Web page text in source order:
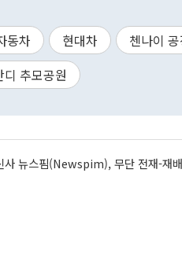
동차 현대차 첸나이
디 추모공원
사 뉴스핌(Newspim), 무단 전재-재